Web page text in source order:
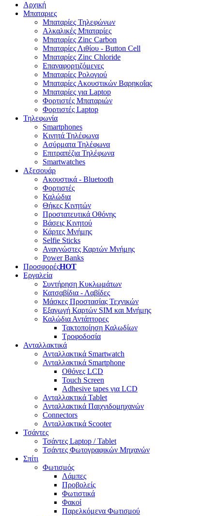
Αρχική
Μπαταριες
Μπαταρίες Τηλεφώνων
Αλκαλικές Μπαταρίες
Μπαταρίες Zinc Carbon
Μπαταρίες Λιθίου - Button Cell
Μπαταρίες Zinc Chloride
Επαναφορτιζόμενες
Μπαταρίες Ρολογιού
Μπαταρίες Ακουστικών Βαρηκοΐας
Μπαταρίες για Laptop
Φορτιστές Μπαταριών
Φορτιστές Laptop
Τηλεφωνία
Smartphones
Κινητά Τηλέφωνα
Ασύρματα Τηλέφωνα
Επιτραπέζια Τηλέφωνα
Smartwatches
Αξεσουάρ
Ακουστικά - Bluetooth
Φορτιστές
Καλώδια
Θήκες Κινητών
Προστατευτικά Οθόνης
Βάσεις Κινητού
Κάρτες Μνήμης
Selfie Sticks
Αναγνώστες Καρτών Μνήμης
Power Banks
ΠροσφορέςHOT
Εργαλεία
Συντήρηση Κυκλωμάτων
Κατσαβίδια - Λαβίδες
Μάσκες Προστασίας Τεχνικών
Εξαγωγή Καρτών SIM και Μνήμης
Καλώδια Αντάπτορες
Τακτοποίηση Καλωδίων
Τροφοδοσία
Ανταλλακτικά
Ανταλλακτικά Smartwatch
Ανταλλακτικά Smartphone
Οθόνες LCD
Touch Screen
Adhesive tapes για LCD
Ανταλλακτικά Tablet
Ανταλλακτικά Παιχνιδομηχανών
Connectors
Ανταλλακτικά Scooter
Τσάντες
Τσάντες Laptop / Tablet
Τσάντες Φωτoγραφικών Μηχανών
Σπίτι
Φωτισμός
Λάμπες
Προβολείς
Φωτιστικά
Φακοί
Παρελκόμενα Φωτισμού